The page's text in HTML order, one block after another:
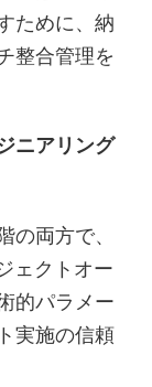
ために、納
整合管理を
ニアリング
両方で、
ェクトオー
的パラメー
実施の信頼